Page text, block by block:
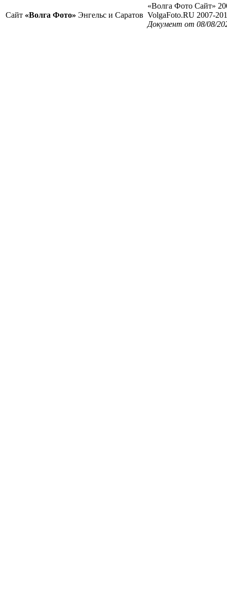
Сайт «Волга Фото» Энгельс и Саратов
«Волга Фото Сайт»
VolgaFoto.RU 2007-
Документ от 08/08/